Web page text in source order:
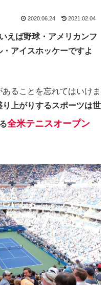
2020.06.24 2021.02.04
えば野球・アメリカンフ
アイスホッケーですよ
ることを忘れてはいけま
上がりするスポーツは世
全米テニスオープン